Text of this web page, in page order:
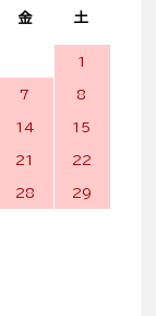
金 土
1
7 8
14 15
21 22
28 29